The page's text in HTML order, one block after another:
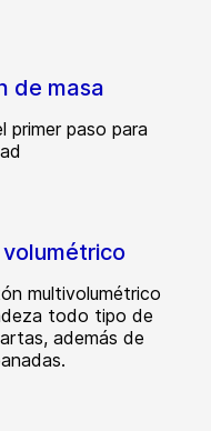
de masa
primer paso para
multivolumétrico
todo tipo de
además de